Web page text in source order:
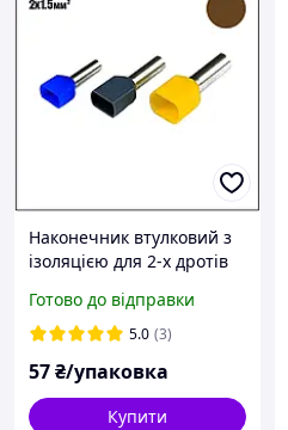
Наконечник втулковий з
ізоляцією для 2-х дротів
коричневий 100шт.
Готово до відправки
5.0 (3)
57₴/упаковка
Купити